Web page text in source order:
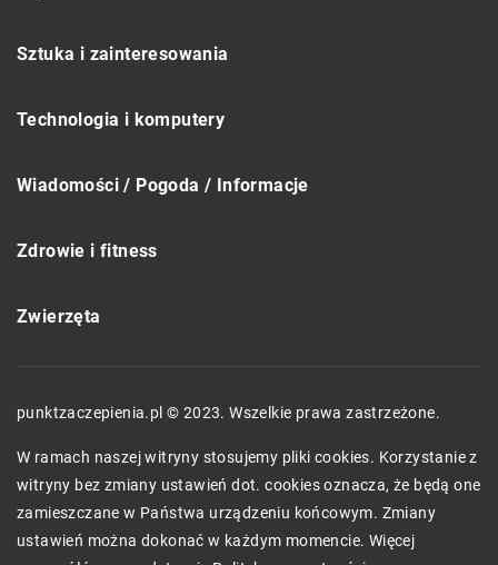
Sztuka i zainteresowania
Technologia i komputery
Wiadomości / Pogoda / Informacje
Zdrowie i fitness
Zwierzęta
punktzaczepienia.pl © 2023. Wszelkie prawa zastrzeżone.
W ramach naszej witryny stosujemy pliki cookies. Korzystanie z
witryny bez zmiany ustawień dot. cookies oznacza, że będą one
zamieszczane w Państwa urządzeniu końcowym. Zmiany
ustawień można dokonać w każdym momencie. Więcej